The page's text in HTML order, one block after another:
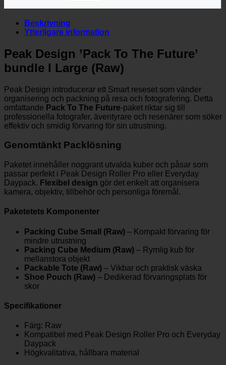
Beskrivning
Ytterligare information
Peak Design ’Pack To The Future’
bundle I Large (Raw)
Peak Design introducerar ett Smart reseset som vänder
organisering och packning på resa och fotografering. Detta
omfattande Pack To The Future-paket riktar sig till
professionella fotografer, äventyrare och resenärer som söker
effektiv och smidig förvaring för sin utrustning.
Genomtänkt Packlösning
Paketet innehåller noggrant utvalda kuber och påsar som
passar perfekt i Peak Design Roller Pro eller Everyday
Daypack. Flexibel design gör det enkelt att organisera
kamera, objektiv, tillbehör och personliga föremål.
Paketetets Komponenter
Packing Cube Small (Raw) – Kompakt förvaring för
mindre utrustning
Packing Cube Medium (Raw) – Rymlig kub för
mellanstora objekt
Packable Tote (Raw) – Vikbar och praktisk väska
Shoe Pouch (Raw) – Dedikerad förvaringsplats för
skor
Specifikationer
Färg: Raw
Kompatibel med Peak Design Roller Pro och Everyday
Daypack
Högkvalitativa, hållbara material